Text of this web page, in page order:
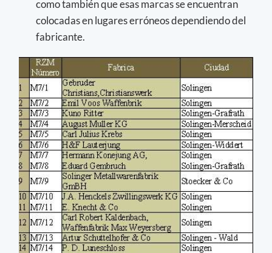
como también que esas marcas se encuentran
colocadas en lugares erróneos dependiendo del
fabricante.